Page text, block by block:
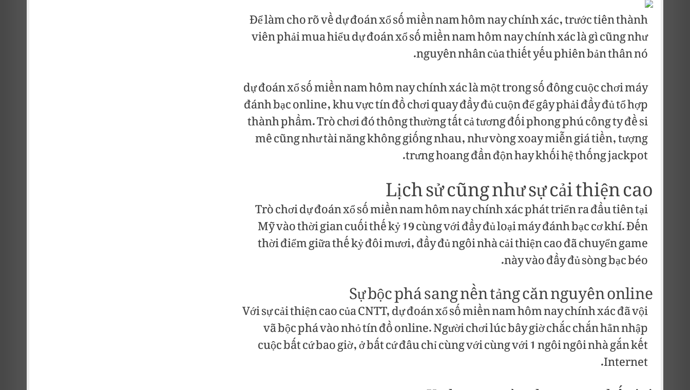
Để làm cho rõ về dự đoán xổ số miền nam hôm nay chính xác, trước tiên thành
viên phải mua hiểu dự đoán xổ số miền nam hôm nay chính xác là gì cũng như
nguyên nhân của thiết yếu phiên bản thân nó.
dự đoán xổ số miền nam hôm nay chính xác là một trong số đông cuộc chơi máy
đánh bạc online, khu vực tín đồ chơi quay đầy đủ cuộn để gây phải đầy đủ tổ hợp
thành phầm. Trò chơi đó thông thường tất cả tương đối phong phú công ty đề si
mê cũng như tài năng không giống nhau, như vòng xoay miễn giá tiền, tượng
trưng hoang đần độn hay khối hệ thống jackpot.
Lịch sử cũng như sự cải thiện cao
Trò chơi dự đoán xổ số miền nam hôm nay chính xác phát triển ra đầu tiên tại
Mỹ vào thời gian cuối thế kỷ 19 cùng với đầy đủ loại máy đánh bạc cơ khí. Đến
thời điểm giữa thế kỷ đôi mươi, đầy đủ ngôi nhà cải thiện cao đã chuyển game
này vào đầy đủ sòng bạc béo.
Sự bộc phá sang nền tảng căn nguyên online
Với sự cải thiện cao của CNTT, dự đoán xổ số miền nam hôm nay chính xác đã vội
vã bộc phá vào nhỏ tín đồ online. Người chơi lúc bây giờ chắc chắn hẳn nhập
cuộc bất cứ bao giờ, ở bất cứ đâu chỉ cùng với cùng với 1 ngôi ngôi nhà gắn kết
Internet.